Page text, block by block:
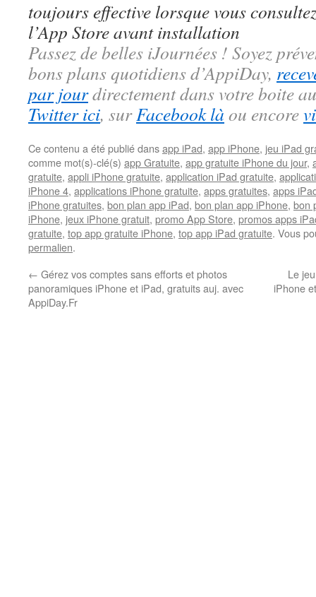
toujours effective lorsque vous
l’App Store avant installation
Passez de belles iJournées ! Soyez
bons plans quotidiens d’AppiDay,
par jourdirectement dans votre boite
Twitter ici, surFacebook là ou encore
Ce contenu a été publié dansapp iPad, app iPhone, jeu iPad
comme mot(s)-clé(s) app Gratuite, app gratuite iPhone du jour,
gratuite, appli iPhone gratuite, application iPad gratuite,
iPhone 4, applications iPhone gratuite, apps gratuites, apps
iPhone gratuites, bon plan app iPad, bon plan app iPhone, bon
iPhone, jeux iPhone gratuit, promo App Store, promos apps
gratuite, top app gratuite iPhone, top app iPad gratuite. Vous
permalien.
← Gérez vos comptes sans efforts et photos
panoramiques iPhone et iPad, gratuits auj. avec
AppiDay.Fr
Le
iPhone